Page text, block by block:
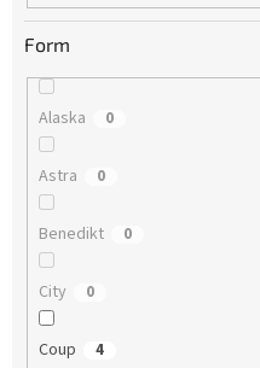
Form
Alaska 0
Astra 0
Benedikt 0
City 0
Coup 4